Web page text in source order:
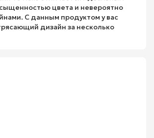
цвета и невероятно
С данным продуктом у вас
дизайн за несколько